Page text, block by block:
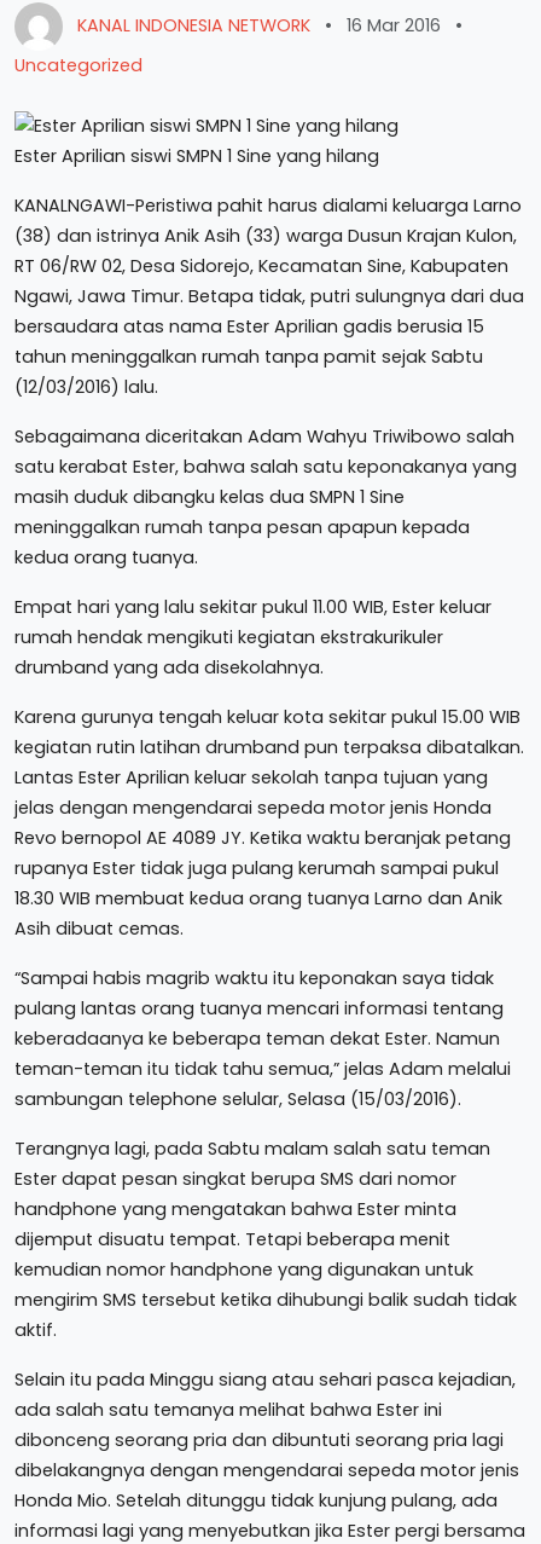
KANAL INDONESIA NETWORK • 16 Mar 2016
•
Uncategorized
Ester Aprilian siswi SMPN 1 Sine yang hilang
KANALNGAWI-Peristiwa pahit harus dialami keluarga Larno
(38) dan istrinya Anik Asih (33) warga Dusun Krajan Kulon,
RT 06/RW 02, Desa Sidorejo, Kecamatan Sine, Kabupaten
Ngawi, Jawa Timur. Betapa tidak, putri sulungnya dari dua
bersaudara atas nama Ester Aprilian gadis berusia 15
tahun meninggalkan rumah tanpa pamit sejak Sabtu
(12/03/2016) lalu.
Sebagaimana diceritakan Adam Wahyu Triwibowo salah
satu kerabat Ester, bahwa salah satu keponakanya yang
masih duduk dibangku kelas dua SMPN 1 Sine
meninggalkan rumah tanpa pesan apapun kepada
kedua orang tuanya.
Empat hari yang lalu sekitar pukul 11.00 WIB, Ester keluar
rumah hendak mengikuti kegiatan ekstrakurikuler
drumband yang ada disekolahnya.
Karena gurunya tengah keluar kota sekitar pukul 15.00 WIB
kegiatan rutin latihan drumband pun terpaksa dibatalkan.
Lantas Ester Aprilian keluar sekolah tanpa tujuan yang
jelas dengan mengendarai sepeda motor jenis Honda
Revo bernopol AE 4089 JY. Ketika waktu beranjak petang
rupanya Ester tidak juga pulang kerumah sampai pukul
18.30 WIB membuat kedua orang tuanya Larno dan Anik
Asih dibuat cemas.
“Sampai habis magrib waktu itu keponakan saya tidak
pulang lantas orang tuanya mencari informasi tentang
keberadaanya ke beberapa teman dekat Ester. Namun
teman-teman itu tidak tahu semua,” jelas Adam melalui
sambungan telephone selular, Selasa (15/03/2016).
Terangnya lagi, pada Sabtu malam salah satu teman
Ester dapat pesan singkat berupa SMS dari nomor
handphone yang mengatakan bahwa Ester minta
dijemput disuatu tempat. Tetapi beberapa menit
kemudian nomor handphone yang digunakan untuk
mengirim SMS tersebut ketika dihubungi balik sudah tidak
aktif.
Selain itu pada Minggu siang atau sehari pasca kejadian,
ada salah satu temanya melihat bahwa Ester ini
dibonceng seorang pria dan dibuntuti seorang pria lagi
dibelakangnya dengan mengendarai sepeda motor jenis
Honda Mio. Setelah ditunggu tidak kunjung pulang, ada
informasi lagi yang menyebutkan jika Ester pergi bersama